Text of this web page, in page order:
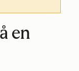
en